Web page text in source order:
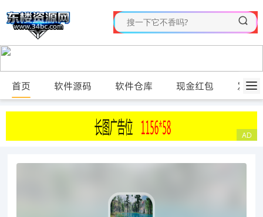
首页 软件源码 软件仓库 现金红包 发布